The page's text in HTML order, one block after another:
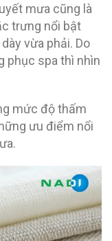
mưa cũng là
trưng nổi bật
vừa phải. Do
phục spa thì nhìn
mức độ thấm
ưu điểm nổi